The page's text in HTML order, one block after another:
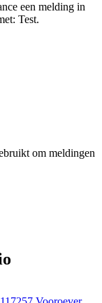
een melding in
Test.
om meldingen